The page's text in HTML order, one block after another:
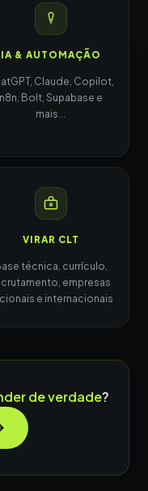
IA & AUTOMAÇÃO
Claude, Copilot,
n8n, Bolt, Supabase e
mais...
VIRAR CLT
técnica, currículo,
empresas
e internacionais
de verdade?